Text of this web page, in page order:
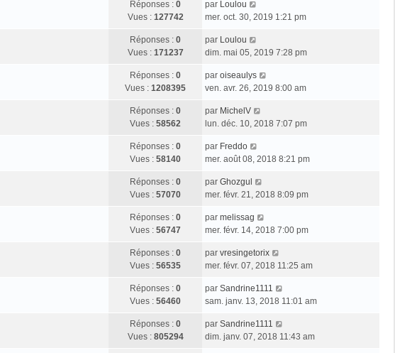
Réponses : 0
Vues : 127742
par Loulou
mer. oct. 30, 2019 1:21 pm
Réponses : 0
Vues : 171237
par Loulou
dim. mai 05, 2019 7:28 pm
Réponses : 0
Vues : 1208395
par oiseaulys
ven. avr. 26, 2019 8:00 am
Réponses : 0
Vues : 58562
par MichelV
lun. déc. 10, 2018 7:07 pm
Réponses : 0
Vues : 58140
par Freddo
mer. août 08, 2018 8:21 pm
Réponses : 0
Vues : 57070
par Ghozgul
mer. févr. 21, 2018 8:09 pm
Réponses : 0
Vues : 56747
par melissag
mer. févr. 14, 2018 7:00 pm
Réponses : 0
Vues : 56535
par vresingetorix
mer. févr. 07, 2018 11:25 am
Réponses : 0
Vues : 56460
par Sandrine1111
sam. janv. 13, 2018 11:01 am
Réponses : 0
Vues : 805294
par Sandrine1111
dim. janv. 07, 2018 11:43 am